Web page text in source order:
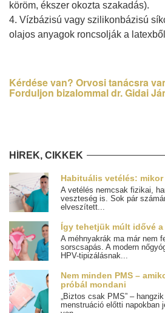
köröm, ékszer okozta szakadás).
4. Vízbázisú vagy szilikonbázisú
olajos anyagok roncsolják a
Kérdése van? Orvosi tanácsra
Forduljon bizalommal dr. Gidai
HÍREK, CIKKEK
Habituális vetélés:
A vetélés nemcsak fizikai,
veszteség is. Sok pár
elveszített...
Így tehetjük múlt idővé
A méhnyakrák ma már nem
sorscsapás. A modern
HPV-tipizálásnak...
Nem minden PMS –
próbál mondani
„Biztos csak PMS” –
menstruáció előtti napokban